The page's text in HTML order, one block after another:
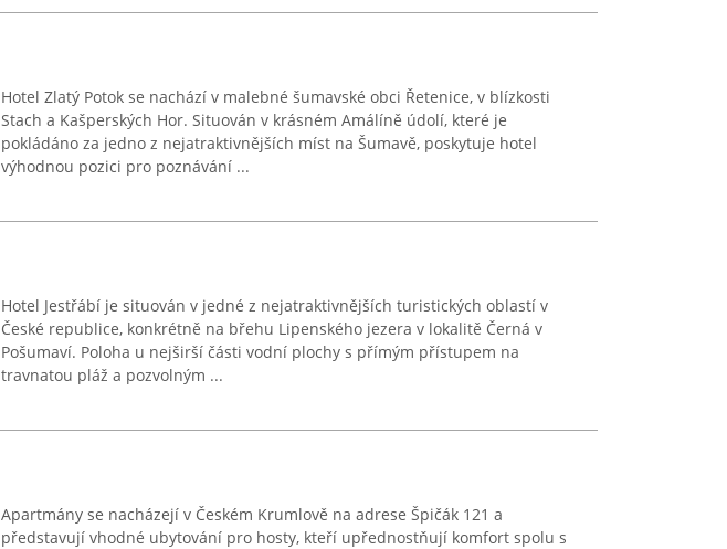
Hotel Zlatý Potok se nachází v malebné šumavské obci Řetenice, v blízkosti
Stach a Kašperských Hor. Situován v krásném Amálíně údolí, které je
pokládáno za jedno z nejatraktivnějších míst na Šumavě, poskytuje hotel
výhodnou pozici pro poznávání ...
Hotel Jestřábí je situován v jedné z nejatraktivnějších turistických oblastí v
České republice, konkrétně na břehu Lipenského jezera v lokalitě Černá v
Pošumaví. Poloha u nejširší části vodní plochy s přímým přístupem na
travnatou pláž a pozvolným ...
Apartmány se nacházejí v Českém Krumlově na adrese Špičák 121 a
představují vhodné ubytování pro hosty, kteří upřednostňují komfort spolu s